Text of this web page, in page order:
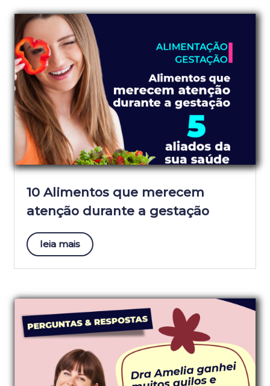
10 Alimentos que merecem
atenção durante a gestação
leia mais